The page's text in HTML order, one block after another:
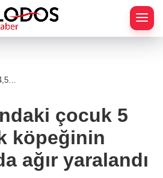
köpeğinin
ağır
çocuk 5
köpeğinin
ağır yaralandı